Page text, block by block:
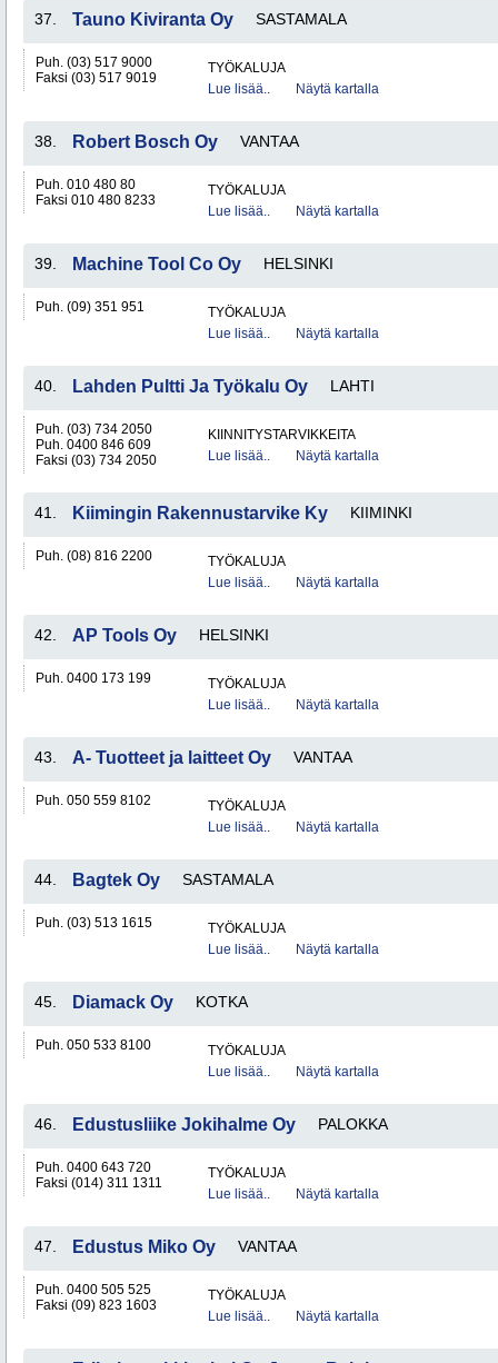
37. Tauno Kiviranta Oy SASTAMALA
Puh. (03) 517 9000
Faksi (03) 517 9019
TYÖKALUJA
Lue lisää..
Näytä kartalla
38. Robert Bosch Oy VANTAA
Puh. 010 480 80
Faksi 010 480 8233
TYÖKALUJA
Lue lisää..
Näytä kartalla
39. Machine Tool Co Oy HELSINKI
Puh. (09) 351 951
TYÖKALUJA
Lue lisää..
Näytä kartalla
40. Lahden Pultti Ja Työkalu Oy LAHTI
Puh. (03) 734 2050
Puh. 0400 846 609
Faksi (03) 734 2050
KIINNITYSTARVIKKEITA
Lue lisää..
Näytä kartalla
41. Kiimingin Rakennustarvike Ky KIIMINKI
Puh. (08) 816 2200
TYÖKALUJA
Lue lisää..
Näytä kartalla
42. AP Tools Oy HELSINKI
Puh. 0400 173 199
TYÖKALUJA
Lue lisää..
Näytä kartalla
43. A- Tuotteet ja laitteet Oy VANTAA
Puh. 050 559 8102
TYÖKALUJA
Lue lisää..
Näytä kartalla
44. Bagtek Oy SASTAMALA
Puh. (03) 513 1615
TYÖKALUJA
Lue lisää..
Näytä kartalla
45. Diamack Oy KOTKA
Puh. 050 533 8100
TYÖKALUJA
Lue lisää..
Näytä kartalla
46. Edustusliike Jokihalme Oy PALOKKA
Puh. 0400 643 720
Faksi (014) 311 1311
TYÖKALUJA
Lue lisää..
Näytä kartalla
47. Edustus Miko Oy VANTAA
Puh. 0400 505 525
Faksi (09) 823 1603
TYÖKALUJA
Lue lisää..
Näytä kartalla